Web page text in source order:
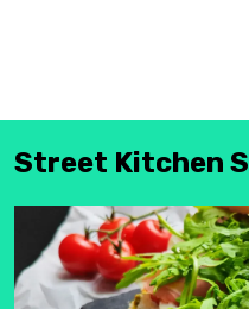
Street Kitchen